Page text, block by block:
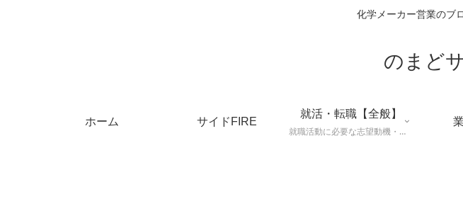
化学メーカー営業のブ
のまど
ホーム サイドFIRE
就活・転職【全般】
就職活動に必要な志望動機・メールマナー・業界研究などに役立つ知識を公開するページ。